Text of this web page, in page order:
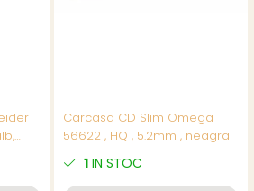
Carcasa CD Slim Omega
56622 , HQ , 5.2mm , neagra
1 IN STOC